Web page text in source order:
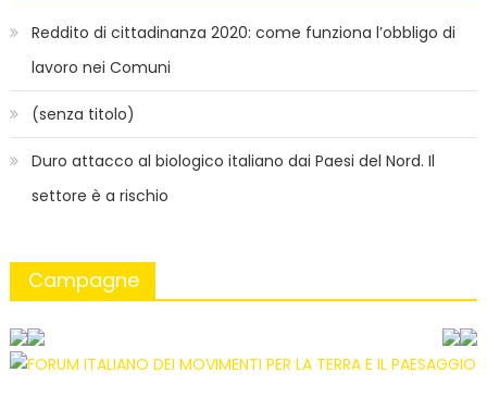
Reddito di cittadinanza 2020: come funziona l’obbligo di
lavoro nei Comuni
(senza titolo)
Duro attacco al biologico italiano dai Paesi del Nord. Il
settore è a rischio
Campagne